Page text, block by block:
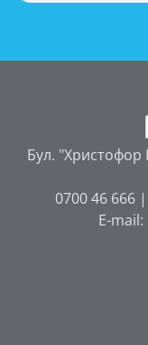
Бул. "Христофор
0700 46 666
E-